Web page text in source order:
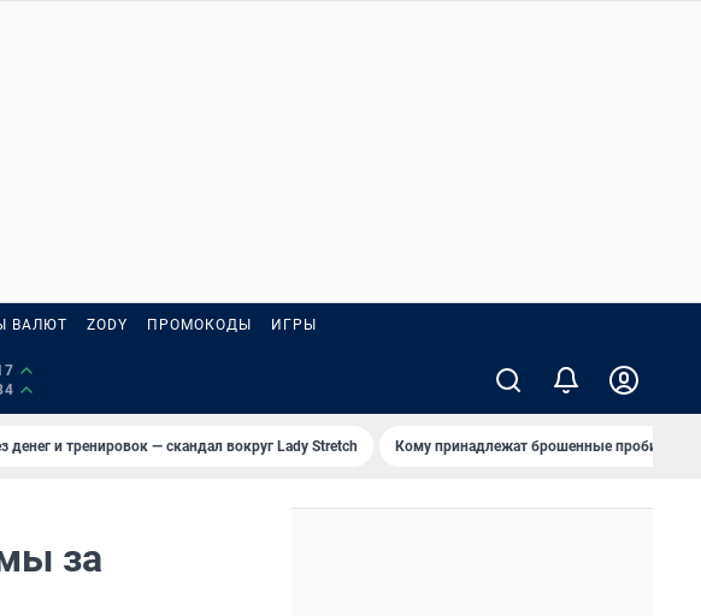
ВАЛЮТ ZODY ПРОМОКОДЫ ИГРЫ
денег и тренировок — скандал вокруг Lady Stretch Кому принадлежат брошенные пробирки?
за